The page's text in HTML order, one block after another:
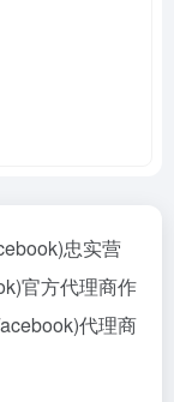
忠实营
官方代理商作
代理商